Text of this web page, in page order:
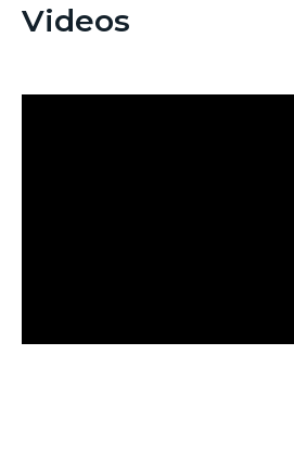
Videos